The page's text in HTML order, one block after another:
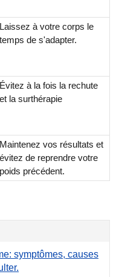
Laissez à votre corps le
temps de s'adapter.
Évitez à la fois la rechute
et la surthérapie
Maintenez vos résultats et
évitez de reprendre votre
poids précédent.
symptômes, causes